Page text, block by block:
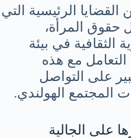
القضايا الرئيسية التي
حقوق المرأة،
الثقافية في بيئة
مع هذه
على التواصل
المجتمع الهولندي.
على الجالية